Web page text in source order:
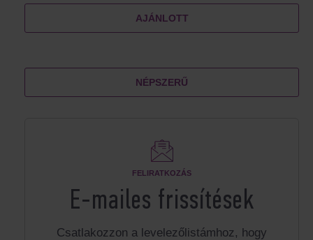
AJÁNLOTT
NÉPSZERŰ
FELIRATKOZÁS
E-mailes frissítések
Csatlakozzon a levelezőlistámhoz, hogy